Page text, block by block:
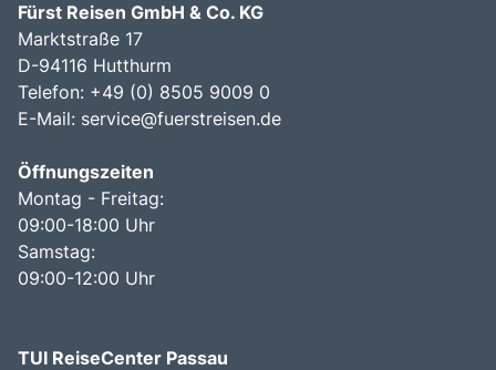
Fürst Reisen GmbH & Co. KG
Marktstraße 17
D-94116 Hutthurm
Telefon: +49 (0) 8505 9009 0
E-Mail: service@fuerstreisen.de
Öffnungszeiten
Montag - Freitag:
09:00-18:00 Uhr
Samstag:
09:00-12:00 Uhr
TUI ReiseCenter Passau